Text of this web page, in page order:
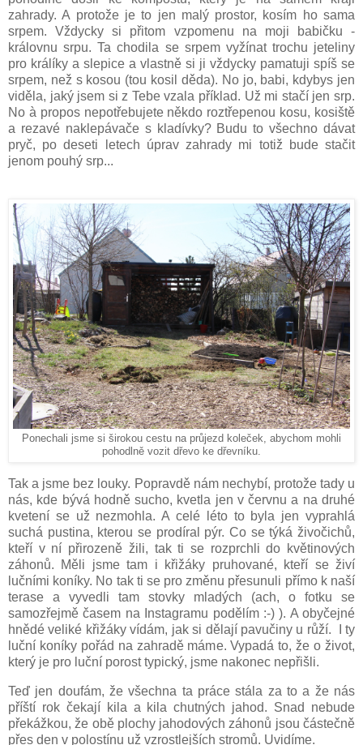
zahrady. A protože je to jen malý prostor, kosím ho sama
srpem. Vždycky si přitom vzpomenu na moji babičku -
královnu srpu. Ta chodila se srpem vyžínat trochu jeteliny
pro králíky a slepice a vlastně si ji vždycky pamatuji spíš se
srpem, než s kosou (tou kosil děda). No jo, babi, kdybys jen
viděla, jaký jsem si z Tebe vzala příklad. Už mi stačí jen srp.
No à propos nepotřebujete někdo roztřepenou kosu, kosiště
a rezavé naklepávače s kladívky? Budu to všechno dávat
pryč, po deseti letech úprav zahrady mi totiž bude stačit
jenom pouhý srp...
Ponechali jsme si širokou cestu na průjezd koleček, abychom mohli
pohodlně vozit dřevo ke dřevníku.
Tak a jsme bez louky. Popravdě nám nechybí, protože tady u
nás, kde bývá hodně sucho, kvetla jen v červnu a na druhé
kvetení se už nezmohla. A celé léto to byla jen vyprahlá
suchá pustina, kterou se prodíral pýr. Co se týká živočichů,
kteří v ní přirozeně žili, tak ti se rozprchli do květinových
záhonů. Měli jsme tam i křižáky pruhované, kteří se živí
lučními koníky. No tak ti se pro změnu přesunuli přímo k naší
terase a vyvedli tam stovky mladých (ach, o fotku se
samozřejmě časem na Instagramu podělím :-) ). A obyčejné
hnědé veliké křižáky vídám, jak si dělají pavučiny u růží. I ty
luční koníky pořád na zahradě máme. Vypadá to, že o život,
který je pro luční porost typický, jsme nakonec nepřišli.
Teď jen doufám, že všechna ta práce stála za to a že nás
příští rok čekají kila a kila chutných jahod. Snad nebude
překážkou, že obě plochy jahodových záhonů jsou částečně
přes den v polostínu už vzrostlejších stromů. Uvidíme.